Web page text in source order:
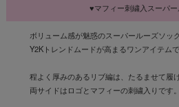
♥マフィー刺繍入スーパ
ボリューム感が魅惑のスーパールーズソック
Y2Kトレンドムードが高まるワンアイテムで
程よく厚みのあるリブ編は、たるませて履
両サイドはロゴとマフィーの刺繍入りです。